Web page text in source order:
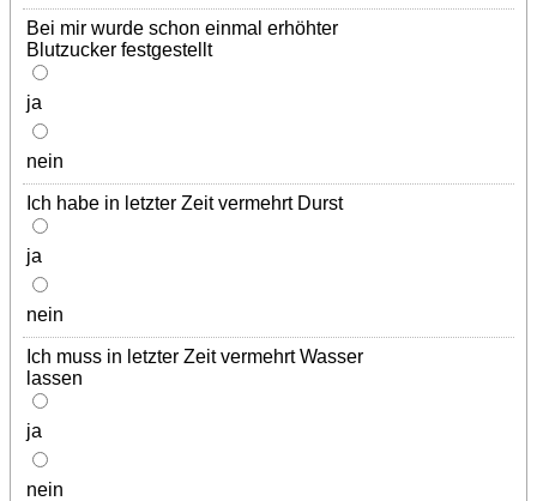
Bei mir wurde schon einmal erhöhter
Blutzucker festgestellt
ja
nein
Ich habe in letzter Zeit vermehrt Durst
ja
nein
Ich muss in letzter Zeit vermehrt Wasser
lassen
ja
nein